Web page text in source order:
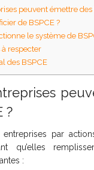
peuvent émettre des
de BSPCE ?
le système de
respecter
des BSPCE
?
entreprises par
qu’elles
: